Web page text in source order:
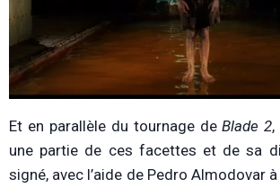
Et en parallèle du tournage deBlade 2,
une partie de ces facettes et de sa
signé, avec l’aide de Pedro Almodovar